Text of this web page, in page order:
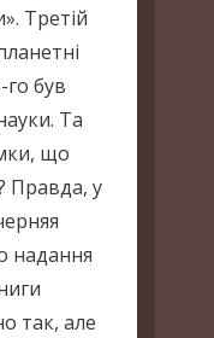
Третій
го був
Та
що
Правда, у
надання
так, але